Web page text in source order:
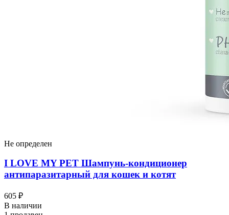
Не определен
I LOVЕ MY PET Шампунь-кондиционер
антипаразитарный для кошек и котят
605 ₽
В наличии